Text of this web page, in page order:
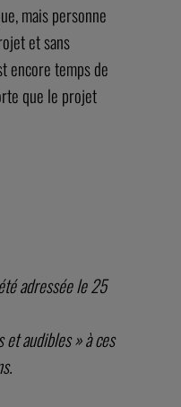
mais personne
et sans
encore temps de
que le projet
adressée le 25
audibles » à ces